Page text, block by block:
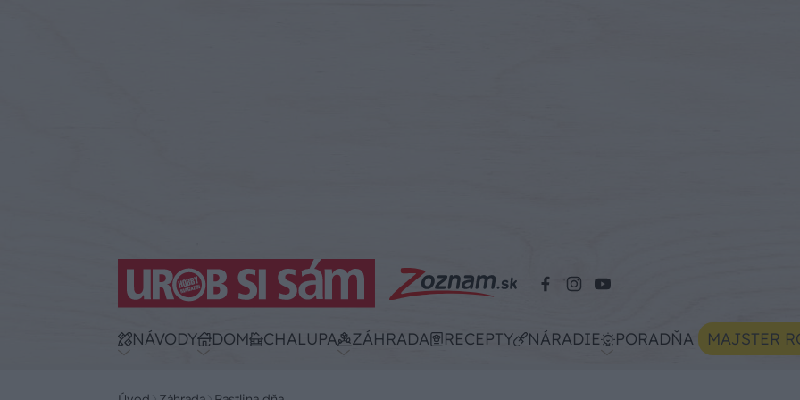
NÁVODY DOM CHALUPA ZÁHRADA RECEPTY NÁRADIE PORADŇA MAJSTER